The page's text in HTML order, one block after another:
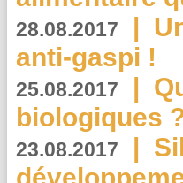
28.08.2017 |
anti-gaspi !
25.08.2017 |
biologiques
23.08.2017 |